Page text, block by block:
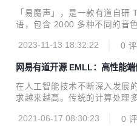
「易魔声」，是一款有道自研
语，包含 2000 多种不同的音
2023-11-13 18:32:22
0
网易有道开源 EMLL：高性能
提高计算性能
在人工智能技术不断深入发展
求越来越高。传统的计算处理
馈。但是随着数据的指数式增
2021-06-17 08:30:23 0